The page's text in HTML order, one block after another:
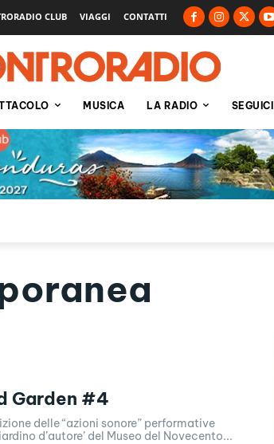
CLUB VIAGGI CONTATTI
MUSICA LA RADIO SEGUICI
Garden #4
delle “azioni sonore” performative
d’autore’ del Museo del Novecento...